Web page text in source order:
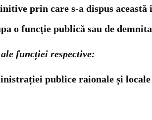
prin care s-a dispus
o funcţie publică sau de
funcției respective:
publice raionale și